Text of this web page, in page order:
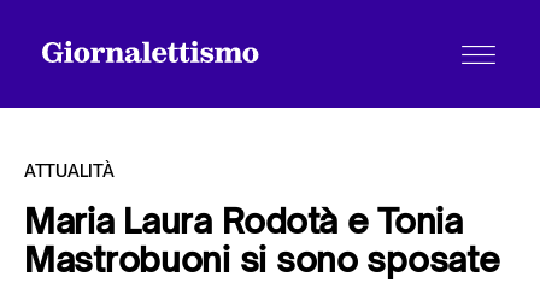
Tutti gli articoli
ATTUALITÀ
Maria Laura Rodotà e Tonia
Mastrobuoni si sono sposate